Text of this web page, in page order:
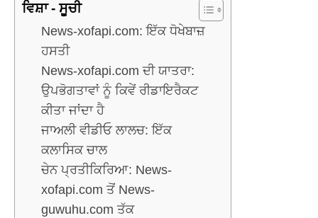
ਵਿਸ਼ਾ - ਸੂਚੀ
News-xofapi.com: ਇੱਕ ਧੋਖੇਬਾਜ਼
ਹਸਤੀ
News-xofapi.com ਦੀ ਯਾਤਰਾ:
ਉਪਭੋਗਤਾਵਾਂ ਨੂੰ ਕਿਵੇਂ ਰੀਡਾਇਰੈਕਟ
ਕੀਤਾ ਜਾਂਦਾ ਹੈ
ਜਾਅਲੀ ਵੀਡੀਓ ਲਾਲਚ: ਇੱਕ
ਕਲਾਸਿਕ ਚਾਲ
ਚੇਨ ਪ੍ਰਤੀਕਿਰਿਆ: News-
xofapi.com ਤੋਂ News-
guwuhu.com ਤੱਕ